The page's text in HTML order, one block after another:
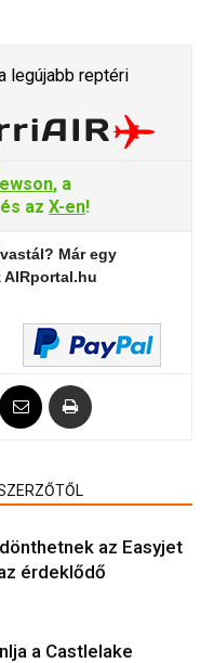
legújabb reptéri
, a
és az X-en!
Már egy
az Easyjet
érdeklődő
a Castlelake